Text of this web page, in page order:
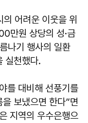
어려운 이웃을 위
만원 상당의 성·금
나기 행사의 일환
실천했다.
를 대비해 선풍기를
보냈으면 한다”면
지역의 우수은행으